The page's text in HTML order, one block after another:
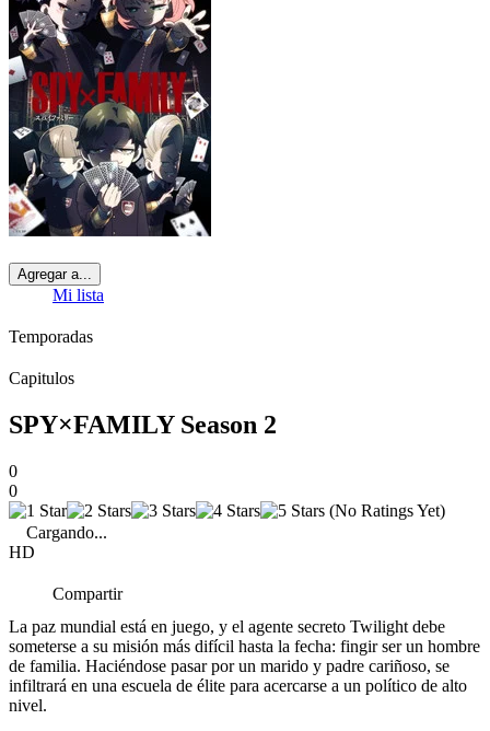
Agregar a...
Mi lista
Temporadas
Capitulos
SPY×FAMILY Season 2
0
0
(No Ratings Yet)
Cargando...
HD
Compartir
La paz mundial está en juego, y el agente secreto Twilight debe
someterse a su misión más difícil hasta la fecha: fingir ser un hombre
de familia. Haciéndose pasar por un marido y padre cariñoso, se
infiltrará en una escuela de élite para acercarse a un político de alto
nivel.